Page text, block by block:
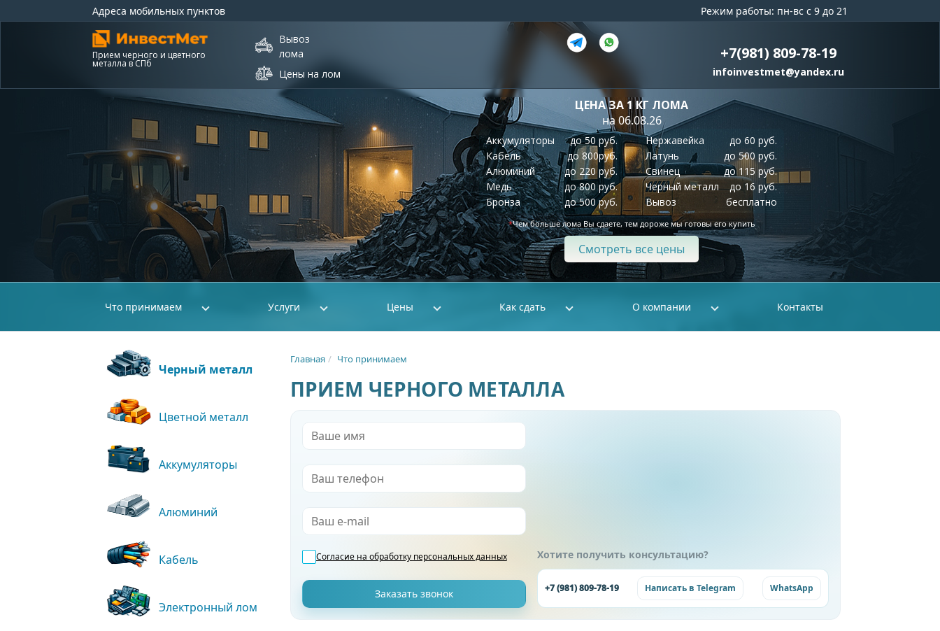
Адреса мобильных пунктов Режим работы: пн-вс с 9 до 21
Прием черного и цветного
металла в СПб
Вывоз
лома
Цены на лом
+7(981) 809-78-19
infoinvestmet@yandex.ru
ЦЕНА ЗА 1 КГ ЛОМА
на 06.08.26
Аккумуляторы
до 50 руб.
Кабель
до 800руб.
Алюминий
до 220 руб.
Медь
до 800 руб.
Бронза
до 500 руб.
Нержавейка
до 60 руб.
Латунь
до 500 руб.
Свинец
до 115 руб.
Черный металл
до 16 руб.
Вывоз
бесплатно
*Чем больше лома Вы сдаете, тем дороже мы готовы его купить
Смотреть все цены
Что принимаем Услуги Цены Как сдать О компании Контакты
Главная Что принимаем
ПРИЕМ ЧЕРНОГО МЕТАЛЛА
Согласие на обработку персональных данных Хотите получить консультацию?
+7 (981) 809-78-19 Написать в Telegram WhatsApp
Черный металл
Цветной металл
Аккумуляторы
Алюминий
Кабель
Электронный лом